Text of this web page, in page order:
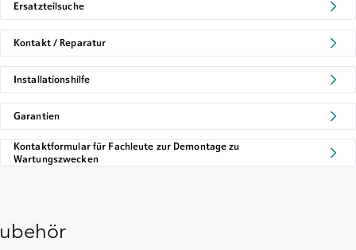
Ersatzteilsuche
Kontakt / Reparatur
Installationshilfe
Garantien
Kontaktformular für Fachleute zur Demontage zu
Wartungszwecken